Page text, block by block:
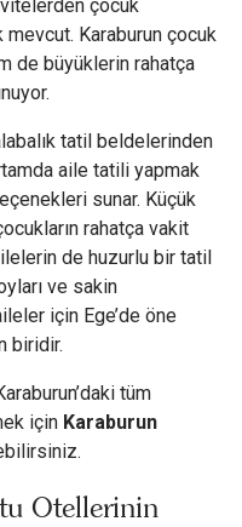
çocuk
mevcut. Karaburun çocuk
de büyüklerin rahatça
tatil beldelerinden
aile tatili yapmak
sunar. Küçük
rahatça vakit
de huzurlu bir tatil
ve sakin
için Ege’de öne
biridir.
tüm
için Karaburun
Otellerinin